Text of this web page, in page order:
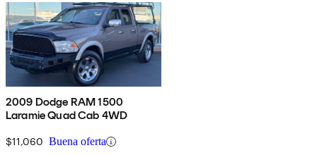
2009 Dodge RAM 1500
Laramie Quad Cab 4WD
$11,060 Buena oferta